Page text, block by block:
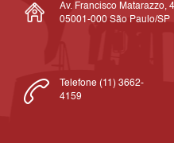
Av. Francisco Matarazzo,
05001-000 São Paulo/SP
Telefone (11) 3662-
4159